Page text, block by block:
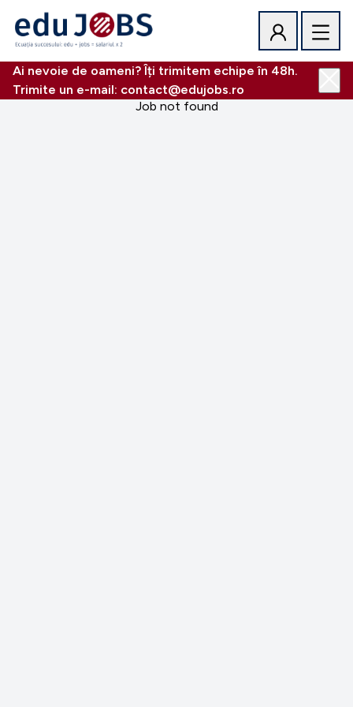
Ai nevoie de oameni? Îți trimitem echipe în 48h.
Trimite un e-mail: contact@edujobs.ro
Job not found